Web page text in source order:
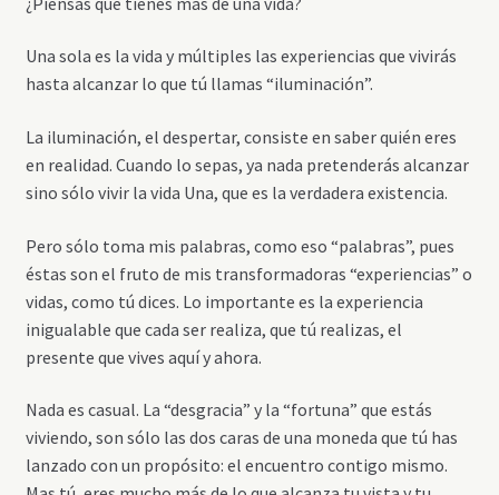
Una sola es la vida y múltiples las experiencias que vivirás
hasta alcanzar lo que tú llamas “iluminación”.
La iluminación, el despertar, consiste en saber quién eres
en realidad. Cuando lo sepas, ya nada pretenderás alcanzar
sino sólo vivir la vida Una, que es la verdadera existencia.
Pero sólo toma mis palabras, como eso “palabras”, pues
éstas son el fruto de mis transformadoras “experiencias” o
vidas, como tú dices. Lo importante es la experiencia
inigualable que cada ser realiza, que tú realizas, el
presente que vives aquí y ahora.
Nada es casual. La “desgracia” y la “fortuna” que estás
viviendo, son sólo las dos caras de una moneda que tú has
lanzado con un propósito: el encuentro contigo mismo.